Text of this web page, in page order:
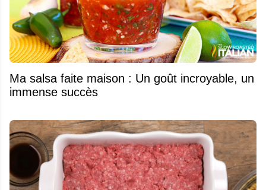
Ma salsa faite maison : Un goût incroyable, un
immense succès